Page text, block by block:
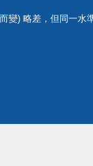
變) 略差，但同一水